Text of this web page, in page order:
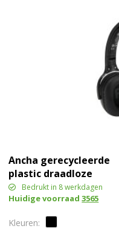
Ancha gerecycleerde
plastic draadloze
Bluetooth®-
hoofdtelefoon over-ear
Bedrukt in 8 werkdagen
Huidige voorraad3565